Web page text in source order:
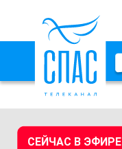
СЕЙЧАС В ЭФИРЕ